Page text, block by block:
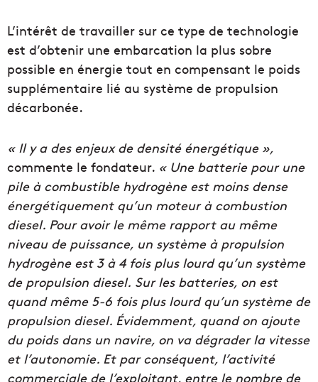
L’intérêt de travailler sur ce type de technologie
est d’obtenir une embarcation la plus sobre
possible en énergie tout en compensant le poids
supplémentaire lié au système de propulsion
décarbonée.
« Il y a des enjeux de densité énergétique »,
commente le fondateur. « Une batterie pour une
pile à combustible hydrogène est moins dense
énergétiquement qu’un moteur à combustion
diesel. Pour avoir le même rapport au même
niveau de puissance, un système à propulsion
hydrogène est 3 à 4 fois plus lourd qu’un système
de propulsion diesel. Sur les batteries, on est
quand même 5-6 fois plus lourd qu’un système de
propulsion diesel. Évidemment, quand on ajoute
du poids dans un navire, on va dégrader la vitesse
et l’autonomie. Et par conséquent, l’activité
commerciale de l’exploitant, entre le nombre de